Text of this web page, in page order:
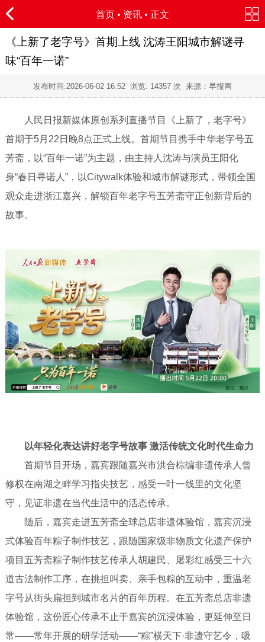
首页 • 资讯 • 正文
《上新了老字号》首期上线 沈涛王阳城市解谜寻
味“百年一诺”
发布时间:2026-06-02 16:52 浏览: 14357 次 来源：早报网
人民日报新媒体原创系列直播节目《上新了，老字号》
首期于5月22日晚8点正式上线。首期节目携手中华老字号五
芳斋，以“百年一诺”为主题，由主持人沈涛与演员王阳化
身“春日寻诺人”，以Citywalk体验和城市解谜形式，带领全国
观众走进浙江嘉兴，解锁百年老字号五芳斋守正创新背后的
故事。
以年轻化表达讲好老字号故事 激活传统文化时代生命力
首期节目开场，嘉宾跟随嘉兴市洪合棕编非遗传承人曾
修权在南湖之畔学习指尖技艺，感受一叶一线里的文化坚
守，见证非遗在当代生活中的活态传承。
随后，嘉宾走进五芳斋全球总店非遗体验馆，嘉宾沉浸
式体验百年粽子制作技艺，跟随国家级非物质文化遗产保护
项目五芳斋粽子制作技艺传承人胡建民、屠彩红感受三十六
道古法制作工序，在挑担叫卖、亲手包粽的互动中，重温老
字号从街头扁担到城市名片的百年历程。在五芳斋总店非遗
体验馆，这份匠心传承不止于嘉宾的沉浸体验，更延伸至日
常——常年开展的研学活动——“粽”横天下·非遗守艺令，吸